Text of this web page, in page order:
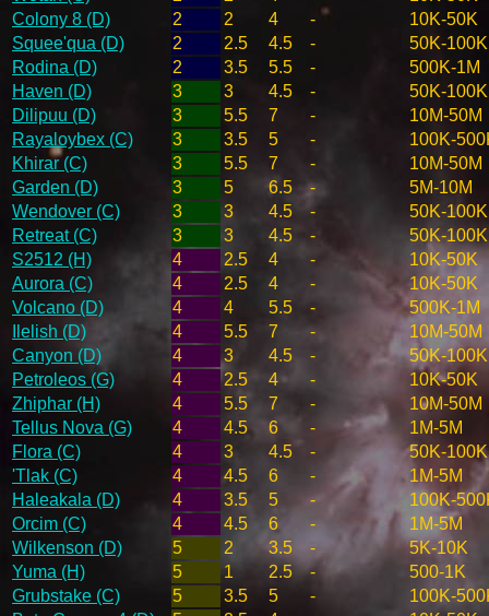
Colony 8 (D)
2 2 4 -
10K-50K
Squee'qua (D)
2 2.5 4.5 -
50K-100K
Rodina (D)
2 3.5 5.5 -
500K-1M
Haven (D)
3 3 4.5 -
50K-100K
Dilipuu (D)
3 5.5 7 -
10M-50M
Rayaloybex (C)
3 3.5 5 -
100K-
Khirar (C)
3 5.5 7 -
10M-50M
Garden (D)
3 5 6.5 -
5M-10M
Wendover (C)
3 3 4.5 -
50K-100K
Retreat (C)
3 3 4.5 -
50K-100K
S2512 (H)
4 2.5 4 -
10K-50K
Aurora (C)
4 2.5 4 -
10K-50K
Volcano (D)
4 4 5.5 -
500K-1M
Ilelish (D)
4 5.5 7 -
10M-50M
Canyon (D)
4 3 4.5 -
50K-100K
Petroleos (G)
4 2.5 4 -
10K-50K
Zhiphar (H)
4 5.5 7 -
10M-50M
Tellus Nova (G)
4 4.5 6 -
1M-5M
Flora (C)
4 3 4.5 -
50K-100K
'Tlak (C)
4 4.5 6 -
1M-5M
Haleakala (D)
4 3.5 5 -
100K-
Orcim (C)
4 4.5 6 -
1M-5M
Wilkenson (D)
5 2 3.5 -
5K-10K
Yuma (H)
5 1 2.5 -
500-1K
Grubstake (C)
5 3.5 5 -
100K-